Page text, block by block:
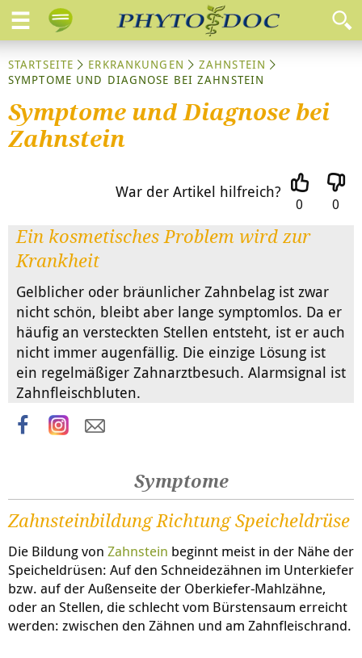
STARTSEITE ERKRANKUNGEN
ZAHNSTEIN
SYMPTOME UND DIAGNOSE BEI ZAHNSTEIN
Symptome und Diagnose bei
Zahnstein
War der Artikel hilfreich?
0 0
Ein kosmetisches Problem wird zur
Krankheit
Gelblicher oder bräunlicher Zahnbelag ist zwar
nicht schön, bleibt aber lange symptomlos. Da er
häufig an versteckten Stellen entsteht, ist er auch
nicht immer augenfällig. Die einzige Lösung ist
ein regelmäßiger Zahnarztbesuch. Alarmsignal ist
Zahnfleischbluten.
Symptome
Zahnsteinbildung Richtung Speicheldrüse
Die Bildung von Zahnstein beginnt meist in der Nähe der
Speicheldrüsen: Auf den Schneidezähnen im Unterkiefer
bzw. auf der Außenseite der Oberkiefer-Mahlzähne,
oder an Stellen, die schlecht vom Bürstensaum erreicht
werden: zwischen den Zähnen und am Zahnfleischrand.